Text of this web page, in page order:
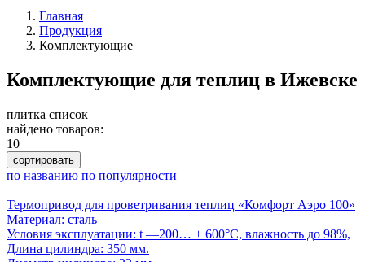
Главная
Продукция
Комплектующие
Комплектующие для теплиц в Ижевске
плитка список
найдено товаров:
10
сортировать
по названию по популярности
Термопривод для проветривания теплиц «Комфорт Аэро 100»
Материал: сталь
Условия эксплуатации: t —200… + 600°С, влажность до 98%,
Длина цилиндра: 350 мм.